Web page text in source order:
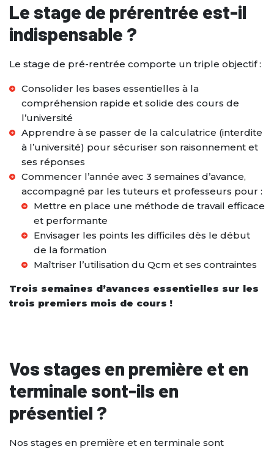
Le stage de prérentrée est-il
indispensable ?
Le stage de pré-rentrée comporte un triple objectif :
Consolider les bases essentielles à la
compréhension rapide et solide des cours de
l’université
Apprendre à se passer de la calculatrice (interdite
à l’université) pour sécuriser son raisonnement et
ses réponses
Commencer l’année avec 3 semaines d’avance,
accompagné par les tuteurs et professeurs pour :
Mettre en place une méthode de travail efficace
et performante
Envisager les points les difficiles dès le début
de la formation
Maîtriser l’utilisation du Qcm et ses contraintes
Trois semaines d’avances essentielles sur les
trois premiers mois de cours !
Vos stages en première et en
terminale sont-ils en
présentiel ?
Nos stages en première et en terminale sont